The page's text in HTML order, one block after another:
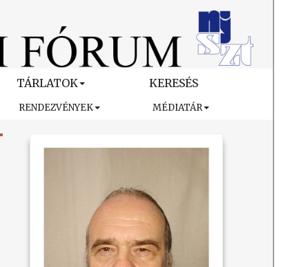
TÁRLATOK KERESÉS
RENDEZVÉNYEK MÉDIATÁR